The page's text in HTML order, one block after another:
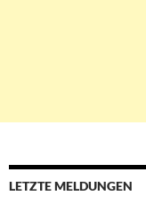
LETZTE MELDUNGEN